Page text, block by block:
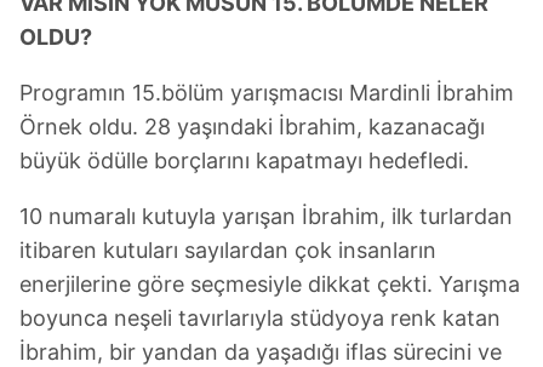
OLDU?
Programın 15.bölüm yarışmacısı Mardinli İbrahim
Örnek oldu. 28 yaşındaki İbrahim, kazanacağı
büyük ödülle borçlarını kapatmayı hedefledi.
10 numaralı kutuyla yarışan İbrahim, ilk turlardan
itibaren kutuları sayılardan çok insanların
enerjilerine göre seçmesiyle dikkat çekti. Yarışma
boyunca neşeli tavırlarıyla stüdyoya renk katan
İbrahim, bir yandan da yaşadığı iflas sürecini ve